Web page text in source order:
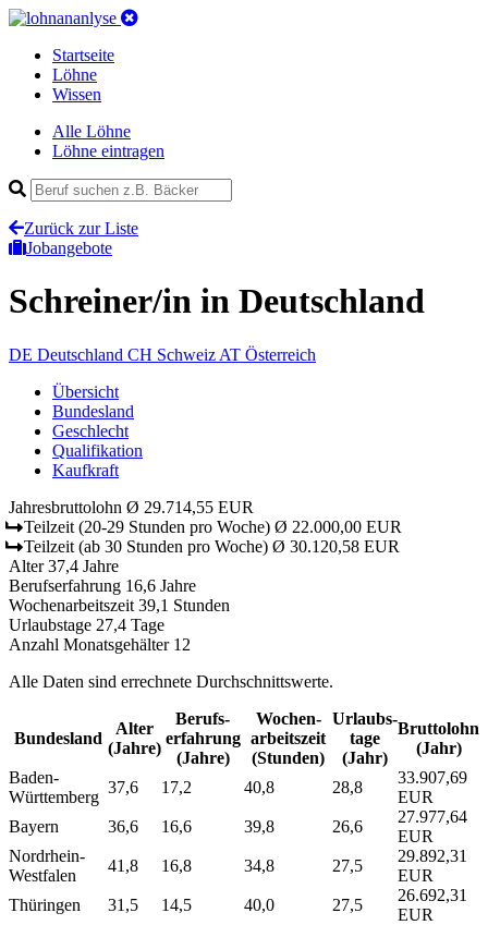
Startseite
Löhne
Wissen
Alle Löhne
Löhne eintragen
Zurück zur Liste
Jobangebote
Schreiner/in in Deutschland
DE Deutschland CH Schweiz AT Österreich
Übersicht
Bundesland
Geschlecht
Qualifikation
Kaufkraft
Jahresbruttolohn Ø 29.714,55 EUR
Teilzeit (20-29 Stunden pro Woche) Ø 22.000,00 EUR
Teilzeit (ab 30 Stunden pro Woche) Ø 30.120,58 EUR
Alter 37,4 Jahre
Berufserfahrung 16,6 Jahre
Wochenarbeitszeit 39,1 Stunden
Urlaubstage 27,4 Tage
Anzahl Monatsgehälter 12
Alle Daten sind errechnete Durchschnittswerte.
Bundesland
Alter
(Jahre)
Berufs­
erfahrung
(Jahre)
Wochen­
arbeitszeit
(Stunden)
Urlaubs­
tage
(Jahr)
Bruttolohn
(Jahr)
Baden-
Württemberg
37,6 17,2 40,8 28,8
33.907,69
EUR
Bayern
36,6 16,6 39,8 26,6
27.977,64
EUR
Nordrhein-
Westfalen
41,8 16,8 34,8 27,5
29.892,31
EUR
Thüringen
31,5 14,5 40,0 27,5
26.692,31
EUR